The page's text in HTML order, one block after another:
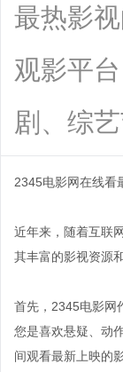
最热影
观影平
剧、综
2345电影网在线看
近年来，随着互联
其丰富的影视资源
首先，2345电影网
您是喜欢悬疑、动
间观看最新上映的